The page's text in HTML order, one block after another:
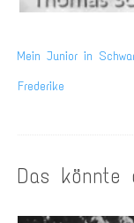
Mein Junior in
Frederike
Das könnte